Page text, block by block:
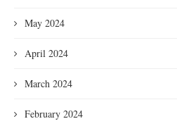
May 2024
April 2024
March 2024
February 2024